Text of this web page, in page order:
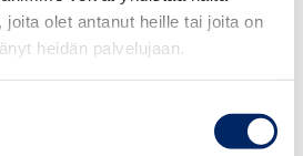
joita olet antanut heille tai joita on
heidän palvelujaan.
myynti kuuluu yrityskaupan
Tämä kiristys vaikuttaa
yrityskaupan
tai sen konserniyhtiötä lainalla ja